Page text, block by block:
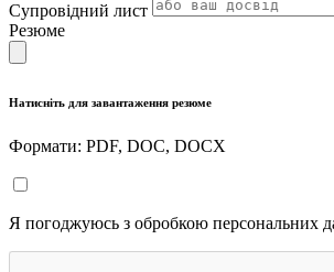
Супровідний лист
Резюме
Натисніть для завантаження резюме
Формати: PDF, DOC, DOCX
Я погоджуюсь з обробкою персональних